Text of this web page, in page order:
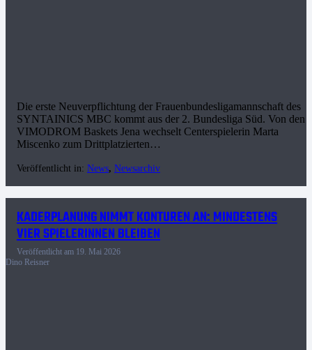
Die erste Neuverpflichtung der Frauenbundesligamannschaft des
SYNTAINICS MBC kommt aus der 2. Bundesliga Süd. Von den
VIMODROM Baskets Jena wechselt Centerspielerin Marta
Miscenko zum Drittplatzierten…
Veröffentlicht in: News, Newsarchiv
KADERPLANUNG NIMMT KONTUREN AN: MINDESTENS
VIER SPIELERINNEN BLEIBEN
Veröffentlicht am 19. Mai 2026
Dino Reisner